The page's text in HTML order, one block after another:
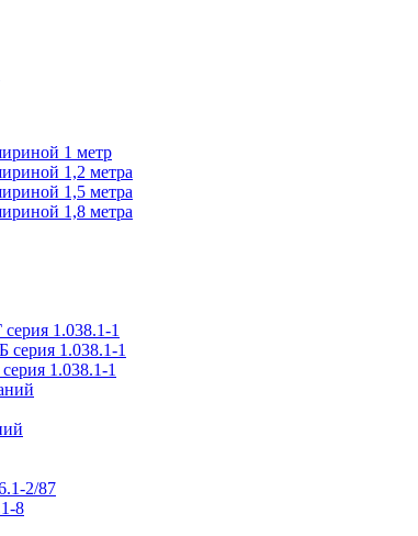
1 метр
1,2 метра
1,5 метра
1,8 метра
1.038.1-1
1.038.1-1
1.038.1-1
2/87
8